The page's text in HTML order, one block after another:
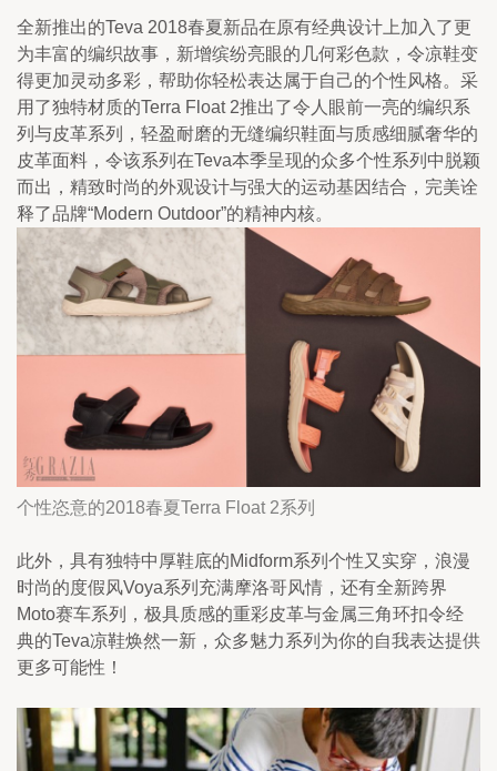
全新推出的Teva 2018春夏新品在原有经典设计上加入了更
为丰富的编织故事，新增缤纷亮眼的几何彩色款，令凉鞋变
得更加灵动多彩，帮助你轻松表达属于自己的个性风格。采
用了独特材质的Terra Float 2推出了令人眼前一亮的编织系
列与皮革系列，轻盈耐磨的无缝编织鞋面与质感细腻奢华的
皮革面料，令该系列在Teva本季呈现的众多个性系列中脱颖
而出，精致时尚的外观设计与强大的运动基因结合，完美诠
释了品牌“Modern Outdoor”的精神内核。
个性恣意的2018春夏Terra Float 2系列
此外，具有独特中厚鞋底的Midform系列个性又实穿，浪漫
时尚的度假风Voya系列充满摩洛哥风情，还有全新跨界
Moto赛车系列，极具质感的重彩皮革与金属三角环扣令经
典的Teva凉鞋焕然一新，众多魅力系列为你的自我表达提供
更多可能性！